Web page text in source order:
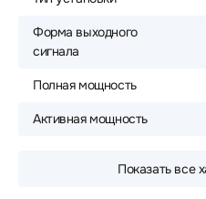
Форма выходного
сигнала
Полная мощность
Активная мощность
Показать все